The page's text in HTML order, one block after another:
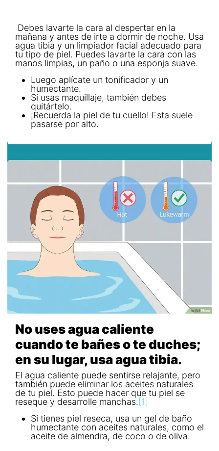
Debes lavarte la cara al despertar en la
mañana y antes de irte a dormir de noche. Usa
agua tibia y un limpiador facial adecuado para
tu tipo de piel. Puedes lavarte la cara con las
manos limpias, un paño o una esponja suave.
Luego aplícate un tonificador y un
humectante.
Si usas maquillaje, también debes
quitártelo.
¡Recuerda la piel de tu cuello! Esta suele
pasarse por alto.
No uses agua caliente
cuando te bañes o te duches;
en su lugar, usa agua tibia.
El agua caliente puede sentirse relajante, pero
también puede eliminar los aceites naturales
de tu piel. Esto puede hacer que tu piel se
reseque y desarrolle manchas. [1]
Si tienes piel reseca, usa un gel de baño
humectante con aceites naturales, como el
aceite de almendra, de coco o de oliva.